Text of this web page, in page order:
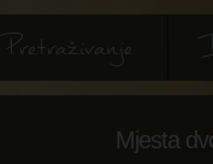
Pretraživanje
Mjesta